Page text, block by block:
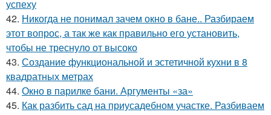
успеху
42. Никогда не понимал зачем окно в бане.. Разбираем
этот вопрос, а так же как правильно его установить,
чтобы не треснуло от высоко
43. Создание функциональной и эстетичной кухни в 8
квадратных метрах
44. Окно в парилке бани. Аргументы «за»
45. Как разбить сад на приусадебном участке. Разбиваем